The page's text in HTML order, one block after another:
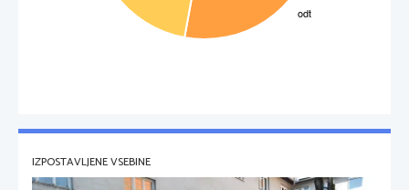
IZPOSTAVLJENE VSEBINE